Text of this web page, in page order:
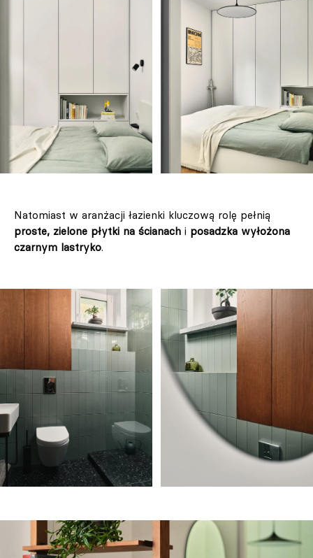
Natomiast w aranżacji łazienki kluczową rolę pełnią
proste, zielone płytki na ścianach i posadzka wyłożona
czarnym lastryko.